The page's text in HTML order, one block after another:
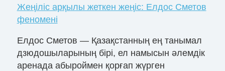
Жеңіліс арқылы жеткен жеңіс: Елдос Сметов
феномені
Елдос Сметов — Қазақстанның ең танымал
дзюдошыларының бірі, ел намысын әлемдік
аренада абыроймен қорғап жүрген